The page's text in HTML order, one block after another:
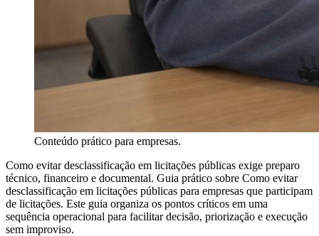
Conteúdo prático para empresas.
Como evitar desclassificação em licitações públicas exige preparo
técnico, financeiro e documental. Guia prático sobre Como evitar
desclassificação em licitações públicas para empresas que participam
de licitações. Este guia organiza os pontos críticos em uma
sequência operacional para facilitar decisão, priorização e execução
sem improviso.